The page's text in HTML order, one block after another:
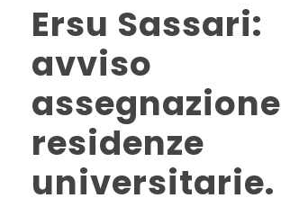
Ersu Sassari:
avviso
assegnazione
residenze
universitarie.